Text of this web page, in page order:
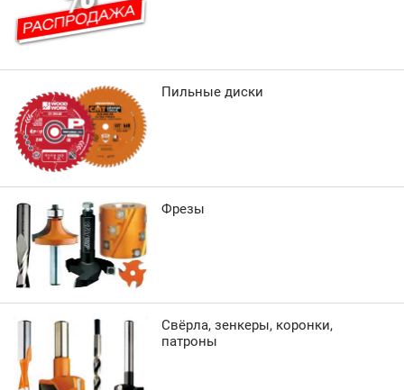
Пильные диски
Фрезы
Свёрла, зенкеры, коронки,
патроны